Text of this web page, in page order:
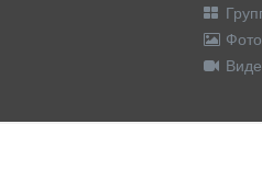
Фото